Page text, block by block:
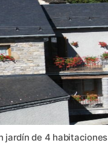
jardín de 4 habitaciones